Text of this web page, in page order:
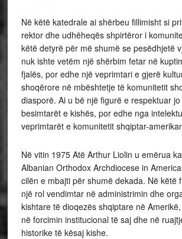
Në këtë katedrale ai shërbeu fillimisht si
rektor dhe udhëheqës shpirtëror i
këtë detyrë për më shumë se pesëdhjetë
nuk ishte vetëm një shërbim fetar në
fjalës, por edhe një veprimtari e gjerë
shoqërore në mbështetje të komunitetit
diasporë. Ai u bë një figurë e respektuar
besimtarët e kishës, por edhe nga
veprimtarët e komunitetit shqiptar-
Në vitin 1975 Atë Arthur Liolin u emërua
Albanian Orthodox Archdiocese in
cilën e mbajti për shumë dekada. Në këtë
një rol vendimtar në administrimin dhe
kishtare të dioqezës shqiptare në
në forcimin institucional të saj dhe në
historike të kësaj kishe.